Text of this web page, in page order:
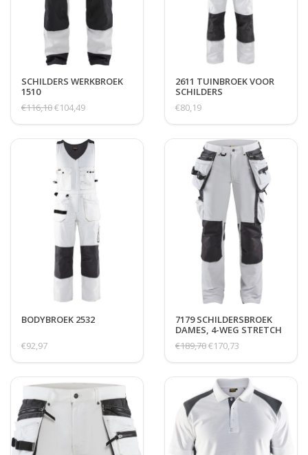
SCHILDERS WERKBROEK
1510
€116,10€104,49
2611 TUINBROEK VOOR
SCHILDERS
€80,19
BODYBROEK 2532
€92,97
7179 SCHILDERSBROEK
DAMES, 4-WEG STRETCH
€189,70€170,73